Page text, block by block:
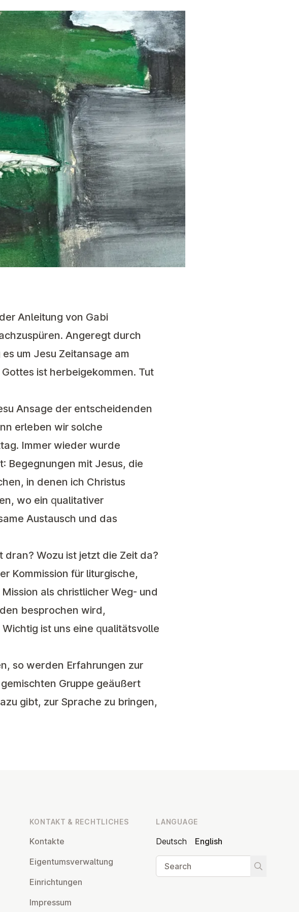
Anleitung von Gabi
Angeregt durch
um Jesu Zeitansage am
ist herbeigekommen. Tut
Ansage der entscheidenden
erleben wir solche
Immer wieder wurde
Begegnungen mit Jesus, die
in denen ich Christus
wo ein qualitativer
Austausch und das
Wozu ist jetzt die Zeit da?
Kommission für liturgische,
als christlicher Weg- und
besprochen wird,
ist uns eine qualitätsvolle
so werden Erfahrungen zur
Gruppe geäußert
gibt, zur Sprache zu bringen,
KONTAKT & RECHT­LICHES
Kontakte
Ei­gentums­ver­wal­tung
Ein­rich­tun­gen
Impressum
LANGUAGE
Deutsch
English
Search
Start